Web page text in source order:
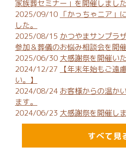
家族葬セミナー」を開催しました
2025/09/10 「かっちゃニア」
した。
2025/08/15 かつやまサンプラ
参加＆葬儀のお悩み相談会を開
2025/06/30 大感謝祭を開催い
2024/12/27
【年末年始もご遠
い。】
2024/08/24 お客様からの温か
ます。
2024/06/23 大感謝祭を開催しま
すべて見